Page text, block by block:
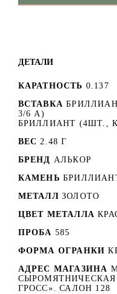
ДЕТАЛИ
КАРАТНОСТЬ 0.137
ВСТАВКА
3/6 А)
БРИЛЛИАНТ (4ШТ.,
ВЕС 2.48 Г
БРЕНД АЛЬКОР
КАМЕНЬ
МЕТАЛЛ ЗОЛОТО
ЦВЕТ МЕТАЛЛА
ПРОБА 585
ФОРМА ОГРАНКИ
АДРЕС МАГАЗИНА
ГРОСС». САЛОН 128